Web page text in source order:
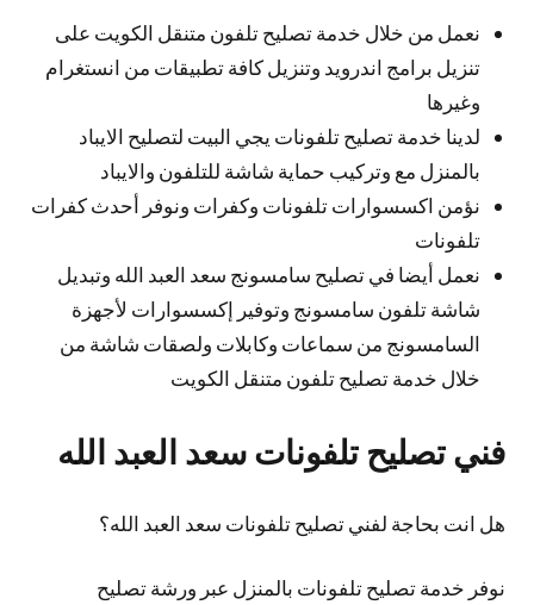
نعمل من خلال خدمة تصليح تلفون متنقل الكويت على
تنزيل برامج اندرويد وتنزيل كافة تطبيقات من انستغرام
وغيرها
لدينا خدمة تصليح تلفونات يجي البيت لتصليح الايباد
بالمنزل مع وتركيب حماية شاشة للتلفون والايباد
نؤمن اكسسوارات تلفونات وكفرات ونوفر أحدث كفرات
تلفونات
نعمل أيضا في تصليح سامسونج سعد العبد الله وتبديل
شاشة تلفون سامسونج وتوفير إكسسوارات لأجهزة
السامسونج من سماعات وكابلات ولصقات شاشة من
خلال خدمة تصليح تلفون متنقل الكويت
فني تصليح تلفونات سعد العبد الله
هل انت بحاجة لفني تصليح تلفونات سعد العبد الله؟
نوفر خدمة تصليح تلفونات بالمنزل عبر ورشة تصليح